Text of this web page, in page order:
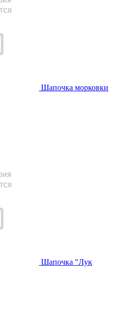
Шапочка морковки
Шапочка "Лук